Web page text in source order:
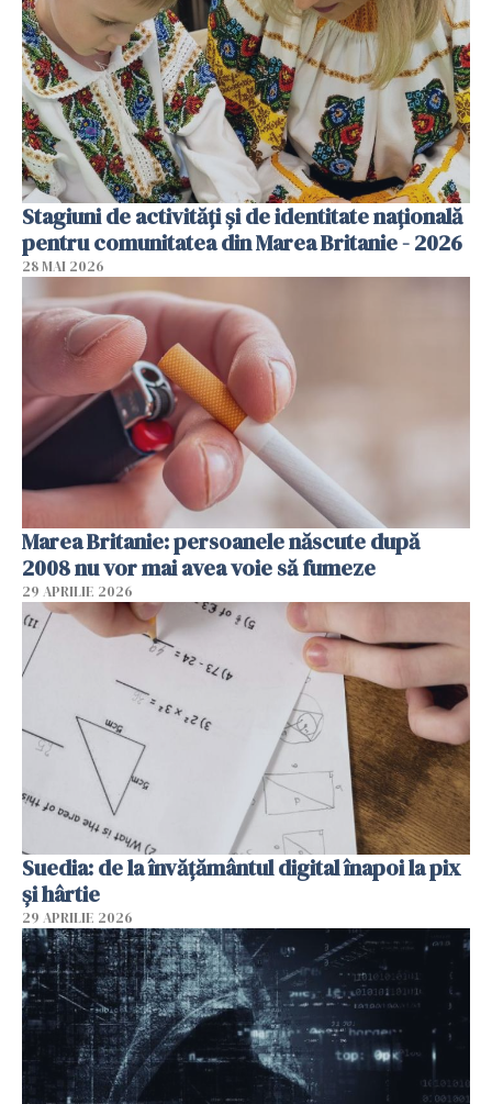
Stagiuni de activități și de identitate națională
pentru comunitatea din Marea Britanie - 2026
28 MAI 2026
Marea Britanie: persoanele născute după
2008 nu vor mai avea voie să fumeze
29 APRILIE 2026
Suedia: de la învățământul digital înapoi la pix
și hârtie
29 APRILIE 2026